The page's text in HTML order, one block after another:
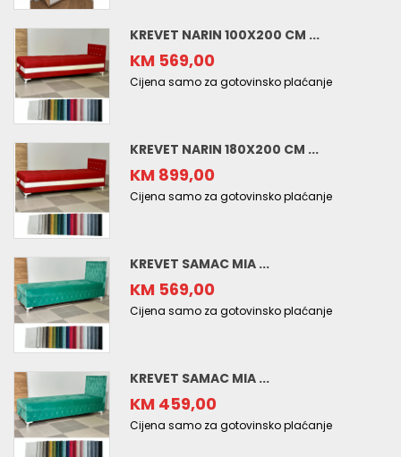
KREVET NARIN 100X200 CM ...
KM 569,00
Cijena samo za gotovinsko plaćanje
KREVET NARIN 180X200 CM ...
KM 899,00
Cijena samo za gotovinsko plaćanje
KREVET SAMAC MIA ...
KM 569,00
Cijena samo za gotovinsko plaćanje
KREVET SAMAC MIA ...
KM 459,00
Cijena samo za gotovinsko plaćanje